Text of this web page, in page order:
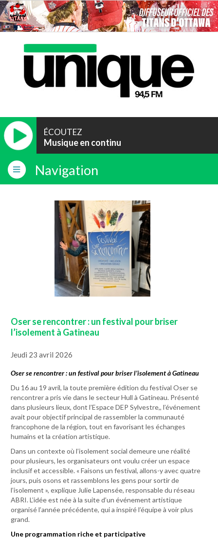
ÉCOUTEZ
Musique en continu
Navigation
Oser se rencontrer : un festival pour briser
l’isolement à Gatineau
Jeudi 23 avril 2026
Oser se rencontrer : un festival pour briser l’isolement à Gatineau
Du 16 au 19 avril, la toute première édition du festival Oser se
rencontrer a pris vie dans le secteur Hull à Gatineau. Présenté
dans plusieurs lieux, dont l’Espace DEP Sylvestre,, l’événement
avait pour objectif principal de rassembler la communauté
francophone de la région, tout en favorisant les échanges
humains et la création artistique.
Dans un contexte où l’isolement social demeure une réalité
pour plusieurs, les organisateurs ont voulu créer un espace
inclusif et accessible. « Faisons un festival, allons-y avec quatre
jours, puis osons et rassemblons les gens pour sortir de
l’isolement », explique Julie Lapensée, responsable du réseau
ABRI. L’idée est née à la suite d’un événement artistique
organisé l’année précédente, qui a inspiré l’équipe à voir plus
grand.
Une programmation riche et participative